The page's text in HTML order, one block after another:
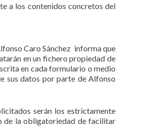
a los contenidos concretos del
Caro Sánchez informa que
en un fichero propiedad de
en cada formulario o medio
sus datos por parte de Alfonso
serán los estrictamente
de la obligatoriedad de facilitar